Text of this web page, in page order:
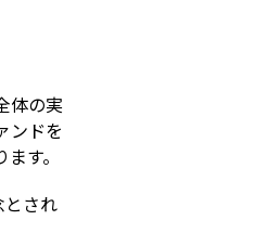
体の実
ンドを
す。
とされ